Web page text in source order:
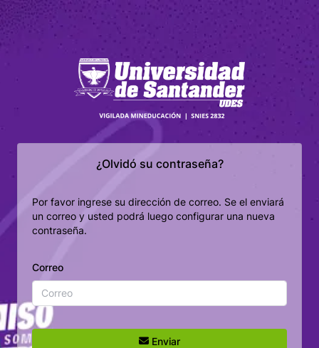
¿Olvidó su contraseña?
Por favor ingrese su dirección de correo. Se el enviará
un correo y usted podrá luego configurar una nueva
contraseña.
Correo
Enviar